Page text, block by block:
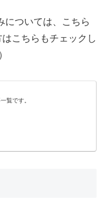
については、こちら
こちらもチェックし
覧です。